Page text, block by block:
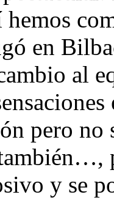
hemos
en
al
pero no
y se